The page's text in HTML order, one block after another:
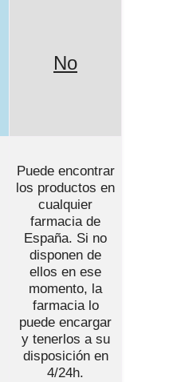
No
Puede encontrar
los productos en
cualquier
farmacia de
España. Si no
disponen de
ellos en ese
momento, la
farmacia lo
puede encargar
y tenerlos a su
disposición en
4/24h.